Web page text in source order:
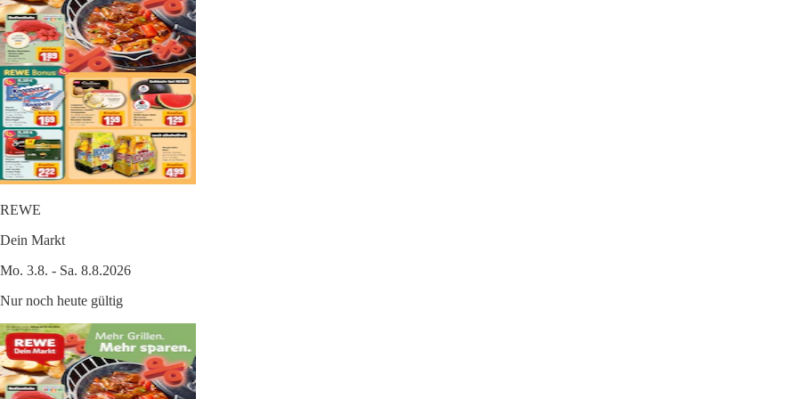
REWE
Dein Markt
Mo. 3.8. - Sa. 8.8.2026
Nur noch heute gültig